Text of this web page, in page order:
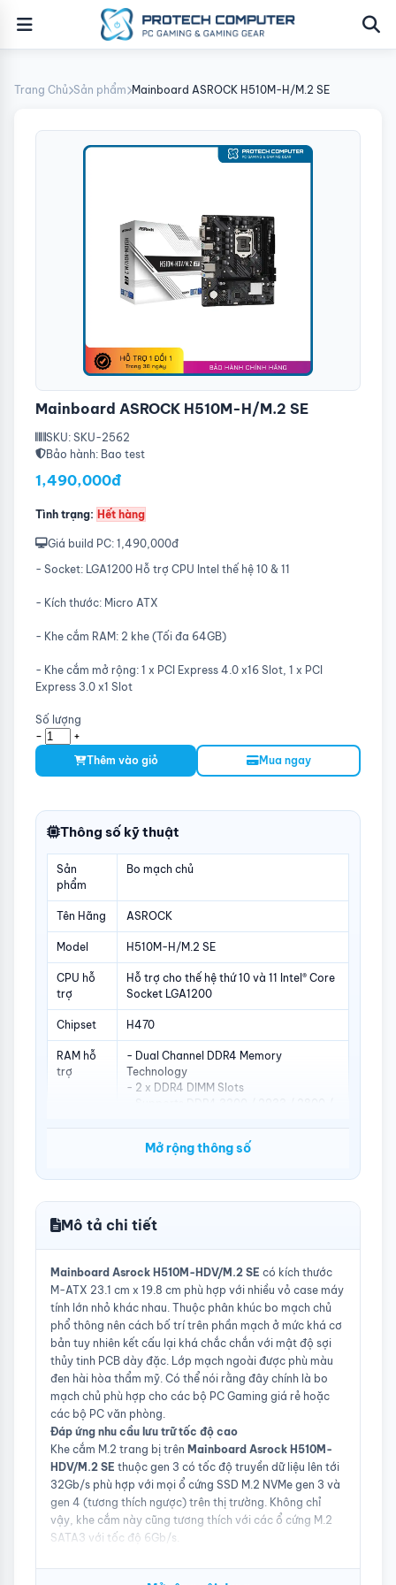
Trang Chủ Sản phẩm Mainboard ASROCK H510M-H/M.2 SE
Mainboard ASROCK H510M-H/M.2 SE
SKU: SKU-2562
Bảo hành: Bao test
1,490,000đ
Tình trạng: Hết hàng
Giá build PC: 1,490,000đ
- Socket: LGA1200 Hỗ trợ CPU Intel thế hệ 10 & 11
- Kích thước: Micro ATX
- Khe cắm RAM: 2 khe (Tối đa 64GB)
- Khe cắm mở rộng: 1 x PCI Express 4.0 x16 Slot, 1 x PCI
Express 3.0 x1 Slot
Số lượng
- +
Thêm vào giỏ Mua ngay
Thông số kỹ thuật
Sản
phẩm
Bo mạch chủ
Tên Hãng ASROCK
Model H510M-H/M.2 SE
CPU hỗ
trợ
Hỗ trợ cho thế hệ thứ 10 và 11 Intel® Core
Socket LGA1200
Chipset H470
RAM hỗ
trợ
- Dual Channel DDR4 Memory
Technology
- 2 x DDR4 DIMM Slots
- Supports ECC UDIMM memory
- Max. capacity of system memory:
64GB
- Supports Intel® Extreme Memory
Profile (XMP) 2.0
mở rộng
- 1 x PCIe 4.0 x16 Slot (PCIE1)*
Intel® 11th Gen Processors support PCIe
4.0 x16
Intel® 10th Gen Processors support PCIe
3.0 x16
Intel® H470 Chipset:
- 1 x PCIe 3.0 x1 Slot (PCIE2)*
Ổ cứng
hỗ trợ
Total supports 2 x M.2 slots and 4 x
SATA 6Gb/s ports*
Intel® 13th & 12th Gen Processors
M.2_1 slot (Key M), type
2242/2260/2280 (supports PCIe 4.0 x4
mode)
Intel® B760 Chipset
M.2_2 slot (Key M), type
2242/2260/2280 (supports PCIe 4.0 x4
Mở rộng thông số
Mô tả chi tiết
Mainboard Asrock H510M-HDV/M.2 SE có kích thước
M-ATX 23.1 cm x 19.8 cm phù hợp với nhiều vỏ case máy
tính lớn nhỏ khác nhau. Thuộc phân khúc bo mạch chủ
phổ thông nên cách bố trí trên phần mạch ở mức khá cơ
bản tuy nhiên kết cấu lại khá chắc chắn với mật độ sợi
thủy tinh PCB dày đặc. Lớp mạch ngoài được phù màu
đen hài hòa thẩm mỹ. Có thể nói rằng đây chính là bo
mạch chủ phù hợp cho các bộ PC Gaming giá rẻ hoặc
các bộ PC văn phòng.
Đáp ứng nhu cầu lưu trữ tốc độ cao
Khe cắm M.2 trang bị trên Mainboard Asrock H510M-
HDV/M.2 SE thuộc gen 3 có tốc độ truyền dữ liệu lên tới
32Gb/s phù hợp với mọi ổ cứng SSD M.2 NVMe gen 3 và
gen 4 (tương thích ngược) trên thị trường. Không chỉ
vậy, khe cắm này cũng tương thích với các ổ cứng M.2
SATA3 với tốc độ 6Gb/s.